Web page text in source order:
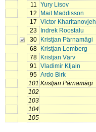
11 Yury Lisov
12
Mait Maddisson
17 Victor Kharitanovjeh
23
Indrek Roostalu
30
Kristjan Pärnamägi
68
Kristjan Lemberg
78
Kristjan Värv
91 Vladimir Kljain
95 Ardo Birk
101 Kristjan Pärnamägi
102
103
104
105